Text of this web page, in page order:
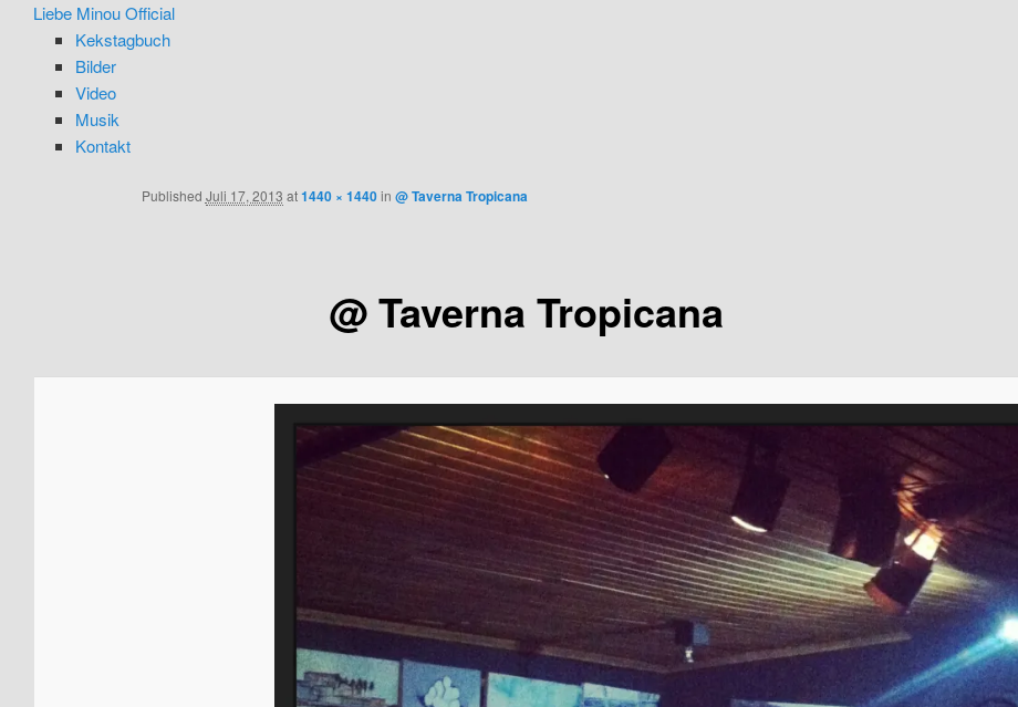
Liebe Minou Official
Kekstagbuch
Bilder
Video
Musik
Kontakt
@ Taverna Tropicana
Published Juli 17, 2013 at1440 × 1440in @ Taverna Tropicana